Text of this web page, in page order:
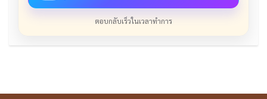
ตอบกลับเร็วในเวลาทำการ